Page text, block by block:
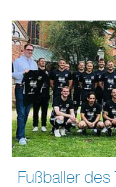
Fußballer